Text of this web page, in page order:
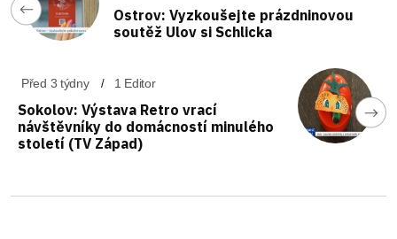
Ostrov: Vyzkoušejte prázdninovou
soutěž Ulov si Schlicka
Před 3 týdny 1 Editor
Sokolov: Výstava Retro vrací
návštěvníky do domácností minulého
století (TV Západ)